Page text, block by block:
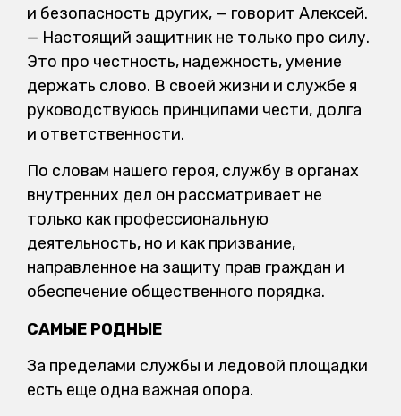
и безопасность других, — говорит Алексей.
— Настоящий защитник не только про силу.
Это про честность, надежность, умение
держать слово. В своей жизни и службе я
руководствуюсь принципами чести, долга
и ответственности.
По словам нашего героя, службу в органах
внутренних дел он рассматривает не
только как профессиональную
деятельность, но и как призвание,
направленное на защиту прав граждан и
обеспечение общественного порядка.
САМЫЕ РОДНЫЕ
За пределами службы и ледовой площадки
есть еще одна важная опора.